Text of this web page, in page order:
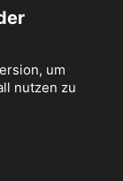
um
nutzen zu